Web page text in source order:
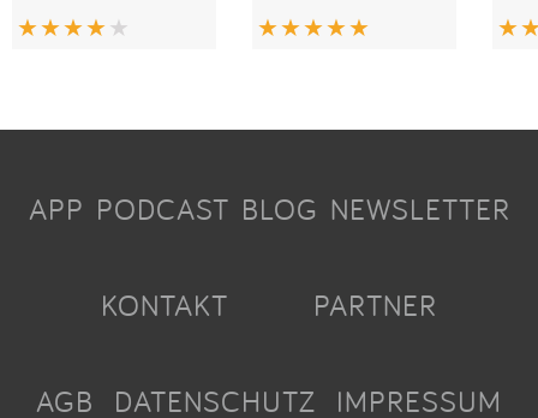
APP PODCAST BLOG NEWSLETTER
KONTAKT PARTNER
AGB DATENSCHUTZ IMPRESSUM